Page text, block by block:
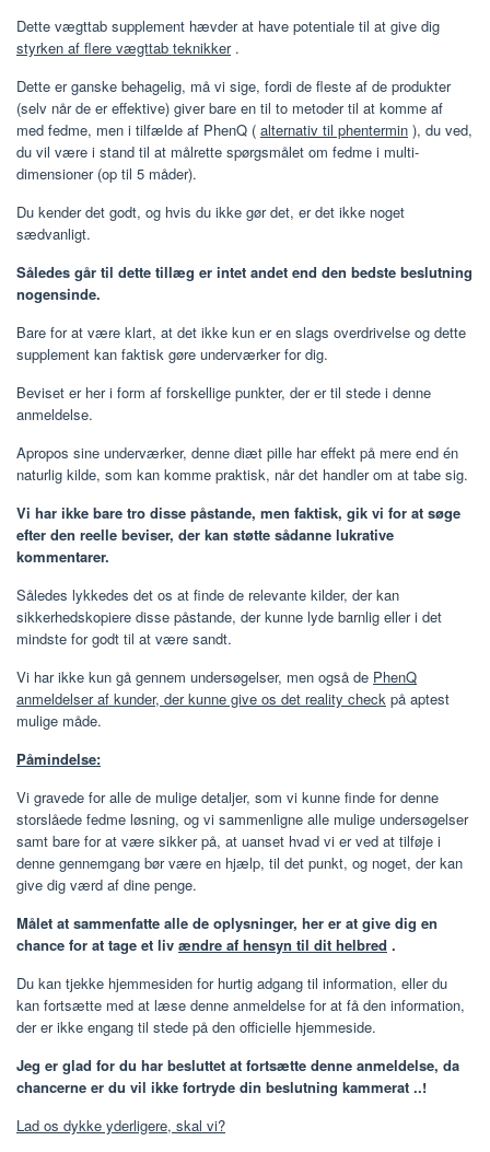
Dette vægttab supplement hævder at have potentiale til at give dig
styrken af flere vægttab teknikker.
Dette er ganske behagelig, må vi sige, fordi de fleste af de produkter
(selv når de er effektive) giver bare en til to metoder til at komme af
med fedme, men i tilfælde af PhenQ ( alternativ til phentermin ), du ved,
du vil være i stand til at målrette spørgsmålet om fedme i multi-
dimensioner (op til 5 måder).
Du kender det godt, og hvis du ikke gør det, er det ikke noget
sædvanligt.
Således går til dette tillæg er intet andet end den bedste beslutning
nogensinde.
Bare for at være klart, at det ikke kun er en slags overdrivelse og dette
supplement kan faktisk gøre underværker for dig.
Beviset er her i form af forskellige punkter, der er til stede i denne
anmeldelse.
Apropos sine underværker, denne diæt pille har effekt på mere end én
naturlig kilde, som kan komme praktisk, når det handler om at tabe sig.
Vi har ikke bare tro disse påstande, men faktisk, gik vi for at søge
efter den reelle beviser, der kan støtte sådanne lukrative
kommentarer.
Således lykkedes det os at finde de relevante kilder, der kan
sikkerhedskopiere disse påstande, der kunne lyde barnlig eller i det
mindste for godt til at være sandt.
Vi har ikke kun gå gennem undersøgelser, men også de PhenQ
anmeldelser af kunder, der kunne give os det reality check på aptest
mulige måde.
Påmindelse:
Vi gravede for alle de mulige detaljer, som vi kunne finde for denne
storslåede fedme løsning, og vi sammenligne alle mulige undersøgelser
samt bare for at være sikker på, at uanset hvad vi er ved at tilføje i
denne gennemgang bør være en hjælp, til det punkt, og noget, der kan
give dig værd af dine penge.
Målet at sammenfatte alle de oplysninger, her er at give dig en
chance for at tage et liv ændre af hensyn til dit helbred .
Du kan tjekke hjemmesiden for hurtig adgang til information, eller du
kan fortsætte med at læse denne anmeldelse for at få den information,
der er ikke engang til stede på den officielle hjemmeside.
Jeg er glad for du har besluttet at fortsætte denne anmeldelse, da
chancerne er du vil ikke fortryde din beslutning kammerat ..!
Lad os dykke yderligere, skal vi?